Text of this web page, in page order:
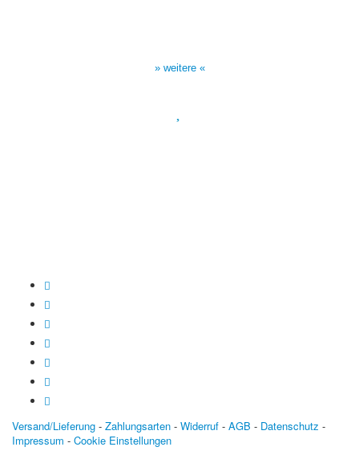
» weitere «
Versand/Lieferung - Zahlungsarten - Widerruf - AGB - Datenschutz -
Impressum - Cookie Einstellungen